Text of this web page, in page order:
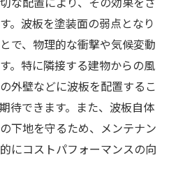
。波板を塗装面の弱点となり
で、物理的な衝撃や気候変動
。特に隣接する建物からの風
外壁などに波板を配置するこ
待できます。また、波板自体
下地を守るため、メンテナン
にコストパフォーマンスの向